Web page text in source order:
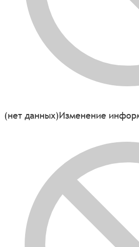
(нет данных)Изменение